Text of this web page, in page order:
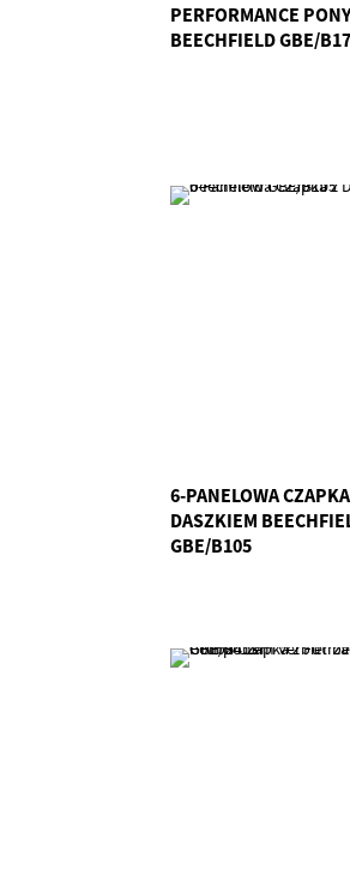
PERFORMANCE
BEECHFIELD GBE/
6-PANELOWA
DASZKIEM
GBE/B105